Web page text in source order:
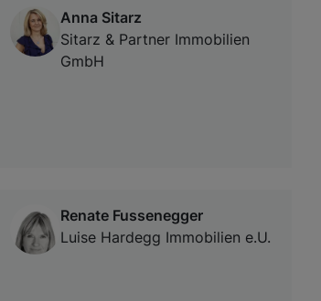
Anna Sitarz
Sitarz & Partner Immobilien
GmbH
Renate Fussenegger
Luise Hardegg Immobilien e.U.